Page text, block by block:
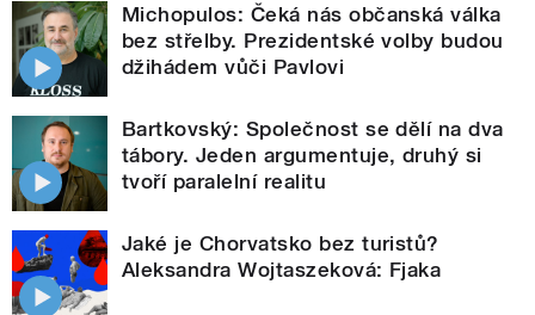
Michopulos: Čeká nás občanská válka
bez střelby. Prezidentské volby budou
džihádem vůči Pavlovi
Bartkovský: Společnost se dělí na dva
tábory. Jeden argumentuje, druhý si
tvoří paralelní realitu
Jaké je Chorvatsko bez turistů?
Aleksandra Wojtaszeková: Fjaka